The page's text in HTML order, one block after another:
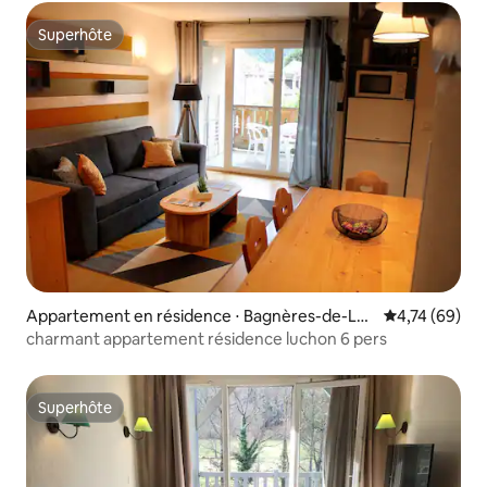
Superhôte
Superhôte
Appartement en résidence ⋅ Bagnères-de-Luc
hon
Évaluation
4,74 (69)
charmant appartement résidence luchon 6 pers
Superhôte
Superhôte